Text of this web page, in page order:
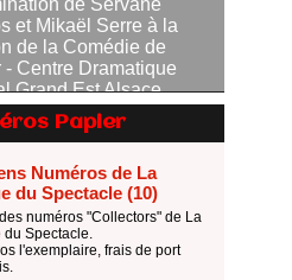
Grand Est Alsace
Jolly et Laëtitia
nommés à la direction du
SACD Théâtre : les
2026
ARTCENA Écrire
cirque, les lauréats 2026 !
Papier
Numéros de La
du Spectacle (10)
numéros "Collectors" de La
du Spectacle.
l'exemplaire, frais de port